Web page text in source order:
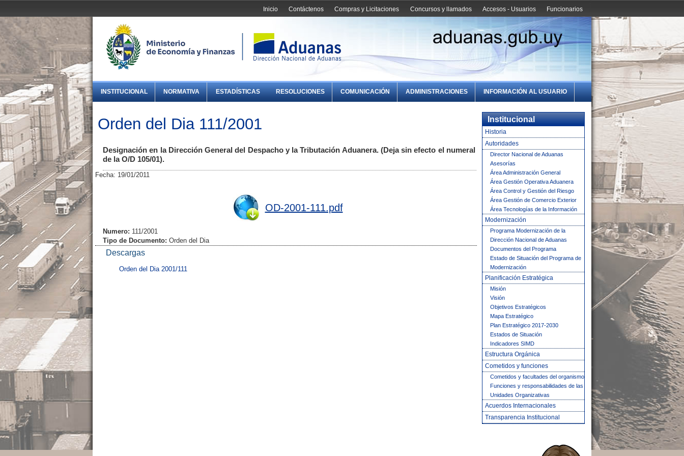
Funcionarios
Accesos - Usuarios
Concursos y llamados
Compras y Licitaciones
Contáctenos
Inicio
INSTITUCIONAL NORMATIVA ESTADÍSTICAS RESOLUCIONES COMUNICACIÓN ADMINISTRACIONES INFORMACIÓN AL USUARIO
Orden del Dia 111/2001
Designación en la Dirección General del Despacho y la Tributación Aduanera. (Deja sin efecto el numeral 1°
de la O/D 105/01).
Fecha: 19/01/2011
OD-2001-111.pdf
Numero: 111/2001
Tipo de Documento: Orden del Dia
Descargas
Orden del Dia 2001/111
Institucional
Historia
Autoridades
Director Nacional de Aduanas
Asesorías
Área Administración General
Área Gestión Operativa Aduanera
Área Control y Gestión del Riesgo
Área Gestión de Comercio Exterior
Área Tecnologías de la Información
Modernización
Programa Modernización de la
Dirección Nacional de Aduanas
Documentos del Programa
Estado de Situación del Programa de
Modernización
Planificación Estratégica
Misión
Visión
Objetivos Estratégicos
Mapa Estratégico
Plan Estratégico 2017-2030
Estados de Situación
Indicadores SIMD
Estructura Orgánica
Cometidos y funciones
Cometidos y facultades del organismo
Funciones y responsabilidades de las
Unidades Organizativas
Acuerdos Internacionales
Transparencia Institucional